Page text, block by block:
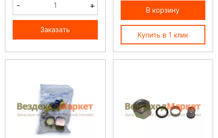
- +
Заказать
В корзину
Купить в 1 клик